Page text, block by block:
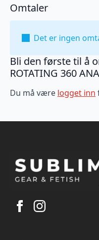
Omtaler
Det er ingen
Bli den første til å
ROTATING 360
Du må være logget inn